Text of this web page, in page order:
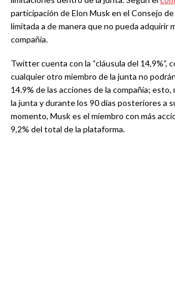
participación de Elon Musk en el Consejo
limitada a de manera que no pueda adquirir
compañía.
Twitter cuenta con la “cláusula del 14,9%”,
cualquier otro miembro de la junta no
14.9% de las acciones de la compañía;
la junta y durante los 90 días posteriores a
momento, Musk es el miembro con más
9,2% del total de la plataforma.